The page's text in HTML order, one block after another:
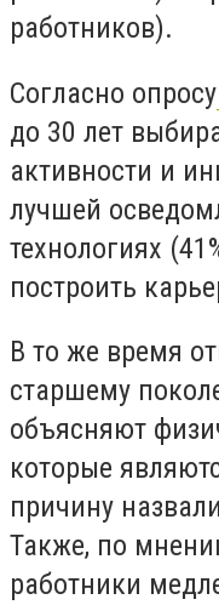
работников).
Согласно опросу
до 30 лет
активности и
лучшей
технологиях
построить
В то же время
старшему
объясняют
которые
причину
Также, по
работники